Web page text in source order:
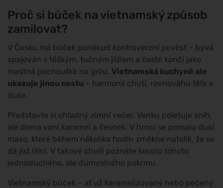
Proč si bůček na vietnamský způsob
zamilovat?
V Česku má bůček poněkud kontroverzní pověst – bývá
spojován s těžkým, tučným jídlem a často končí jako
mastná pochoutka na grilu. Vietnamská kuchyně ale
ukazuje jinou cestu – harmonii chutí, rovnováhu těla a
duše.
Představte si chladný zimní večer. Venku poletuje sníh,
ale doma voní karamel a česnek. V hrnci se pomalu dusí
maso, které během několika hodin změkne natolik, že se
dá jíst lžící. V takové chvíli poznáte kouzlo tohoto
jednoduchého, ale důmyslného pokrmu.
Vietnamský bůček – ať už karamelizovaný nebo pečený